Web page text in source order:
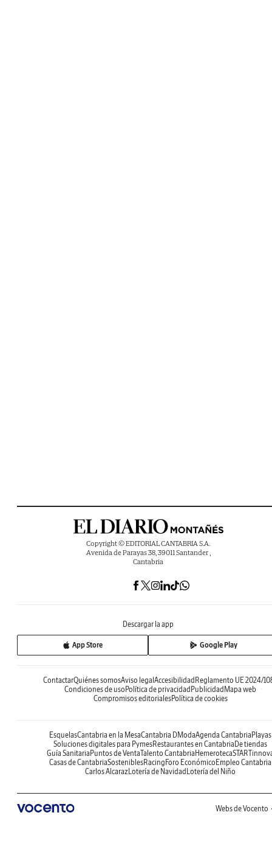
Copyright © EDITORIAL CANTABRIA S.A.
Avenida de Parayas 38, 39011 Santander ,
Cantabria
Descargar la app
App Store Google Play
ContactarQuiénes somosAviso legalAccesibilidadReglamento UE 2024/
Condiciones de usoPolítica de privacidadPublicidadMapa web
Compromisos editorialesPolítica de cookies
EsquelasCantabria en la MesaCantabria DModaAgenda CantabriaPlayas
Soluciones digitales para PymesRestaurantes en CantabriaDe tiendas
Guía SanitariaPuntos de VentaTalento CantabriaHemeroteca
Casas de CantabriaSosteniblesRacingForo EconómicoEmpleo Cantabria
Carlos AlcarazLotería de NavidadLotería del Niño
Webs de Vocento